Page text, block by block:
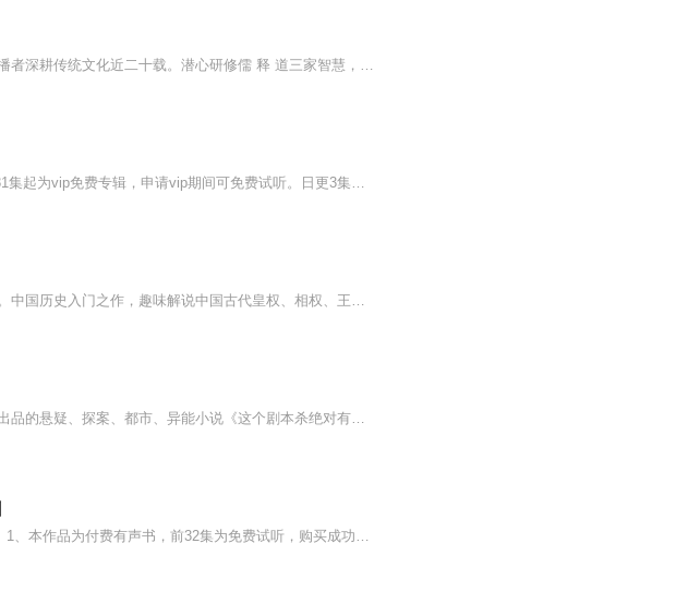
后学文化创始人沈班长。传统文化实修导师儒释道文化，传播者深耕传统文化近二十载。潜心研修儒 释 道三家智慧，融会贯通，见解独到。通过公众平台持续分享智慧已直播授课近300场，以生动易懂的讲解和贴近生活的案例，帮助无数人解开心灵困惑，摆脱精神内耗...
【强烈推荐】本专辑为VIP免费专辑前30集为免费试听，第31集起为vip免费专辑，申请vip期间可免费试听。日更3集，不定时爆更，多多评论订阅可加更哦~【内容介绍】林原飞一觉醒来，发现自己坐在伽椰子的凶宅里。...
中国历史趣味入门全网新锐历史畅销书，百万读者热情追评。中国历史入门之作，趣味解说中国古代皇权、相权、王权的更替和诸多著名的历史事件。热销30年的中国通史以独具匠心的脉络设计，将历史的新陈代谢直观呈现出来。内容涉猎政治、军事、经济、文化、思...
欢迎收听由阅文集团、起点中文网正版授权，喵九多人有声出品的悬疑、探案、都市、异能小说《这个剧本杀绝对有问题》。更新说明：每日12:00更新2集，不定期爆更。(订阅+关注，更新每日提醒，不错过每一次爆更福利~）【故事简介】进入剧本杀的世界，不可怕。...
不管梦境多恐怖......请努力找齐失联的家人......【购买须知】1、本作品为付费有声书，前32集为免费试听，购买成功后，即可收听。2、版权归原作者所有，严禁翻录成任何形式，严禁在任何第三方平台传播，违者将追究其法律责任。3、如在充值／购买环节遇到问...